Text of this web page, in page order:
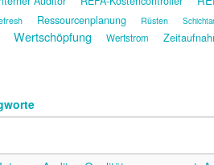
Ressourcenplanung Rüsten
Wertschöpfung Wertstrom